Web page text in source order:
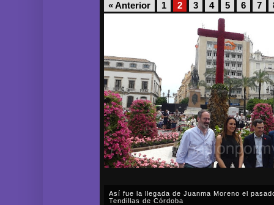
« Anterior 1 2 3 4 5 6 7
Así fue la llegada de Juanma Moreno el
Tendillas de Córdoba